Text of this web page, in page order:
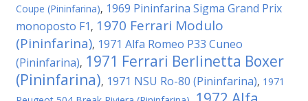
Coupe (Pininfarina), 1969 Pininfarina Sigma Grand Prix
monoposto F1 , 1970 Ferrari Modulo
(Pininfarina), 1971 Alfa Romeo P33 Cuneo
(Pininfarina), 1971 Ferrari Berlinetta Boxer
(Pininfarina), 1971 NSU Ro-80 (Pininfarina), 1971